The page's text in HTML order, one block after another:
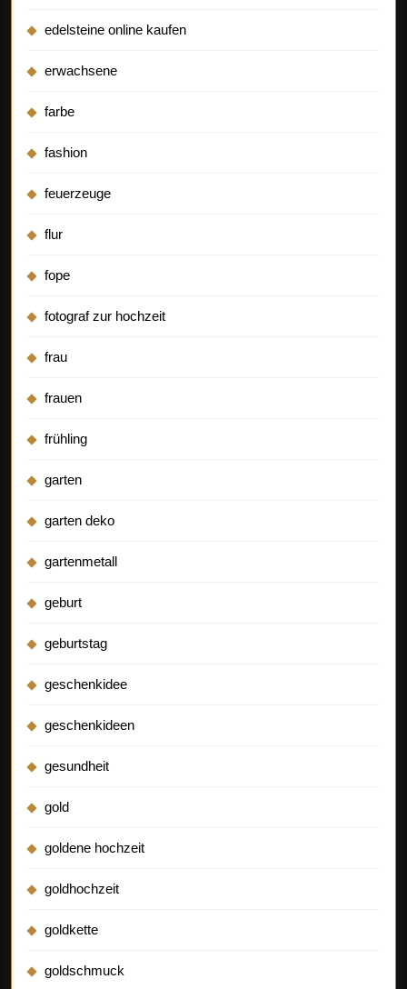
edelsteine online kaufen
erwachsene
farbe
fashion
feuerzeuge
flur
fope
fotograf zur hochzeit
frau
frauen
frühling
garten
garten deko
gartenmetall
geburt
geburtstag
geschenkidee
geschenkideen
gesundheit
gold
goldene hochzeit
goldhochzeit
goldkette
goldschmuck